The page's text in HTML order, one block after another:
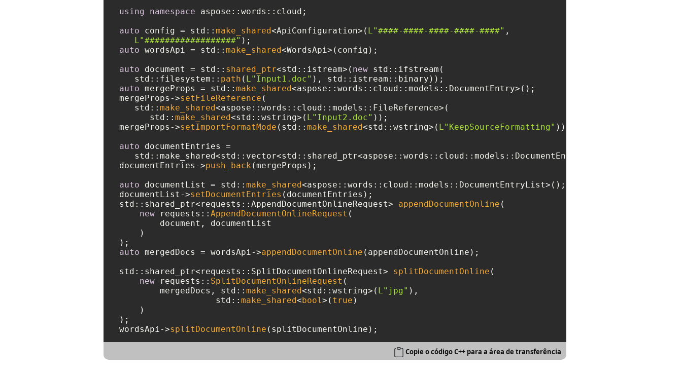
using namespace aspose::words::cloud;
auto config = std:: make_shared<ApiConfiguration>( L"####-####-####-####-####" ,
L"##################"
auto wordsApi = std:: make_shared<WordsApi>(config);
auto document = std:: shared_ptr<std::istream>( new std::ifstream(
   std::filesystem::
path ( L"Input1.doc"
auto mergeProps = std:: make_shared<aspose::words::cloud::models::DocumentEntry>();
mergeProps->setFileReference (
   std::
make_shared<aspose::words::cloud::models::FileReference>(
      std::
make_shared<std::wstring>( L"Input2.doc" ));
mergeProps->setImportFormatMode (std:: make_shared<std::wstring>( L"KeepSourceFormatting" ));
auto documentEntries =
   std::make_shared<std::vector<std::shared_ptr<aspose::words::cloud::models::DocumentEntry>>>();
documentEntries->push_back (mergeProps);
auto documentList = std:: make_shared<aspose::words::cloud::models::DocumentEntryList>();
documentList->setDocumentEntries (documentEntries);
std::shared_ptr<requests::AppendDocumentOnlineRequest> appendDocumentOnline (
new requests:: AppendDocumentOnlineRequest (
        document, documentList
    )
auto mergedDocs = wordsApi->appendDocumentOnline (appendDocumentOnline);
std::shared_ptr<requests::SplitDocumentOnlineRequest> splitDocumentOnline (
new requests:: SplitDocumentOnlineRequest (
        mergedDocs, std::
make_shared<std::wstring>( L"jpg" ),
		   std::
make_shared< bool>( true )
    )
);
wordsApi->splitDocumentOnline
Copie o código C++ para a área de transferência